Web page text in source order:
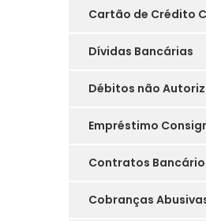
Cartão de Crédito
Dívidas Bancárias
Débitos não
Empréstimo
Contratos
Cobranças